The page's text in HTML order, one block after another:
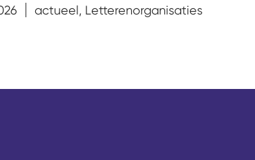
actueel, Letterenorganisaties